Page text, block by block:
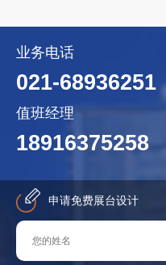
业务电话
021-68936251
值班经理
18916375258
申请免费展台设计